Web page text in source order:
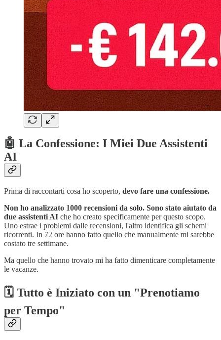
🤖 La Confessione: I Miei Due Assistenti
AI
Prima di raccontarti cosa ho scoperto, devo fare una confessione.
Non ho analizzato 1000 recensioni da solo. Sono stato aiutato da
due assistenti AI che ho creato specificamente per questo scopo.
Uno estrae i problemi dalle recensioni, l'altro identifica gli schemi
ricorrenti. In 72 ore hanno fatto quello che manualmente mi sarebbe
costato tre settimane.
Ma quello che hanno trovato mi ha fatto dimenticare completamente
le vacanze.
🗓️ Tutto è Iniziato con un "Prenotiamo
per Tempo"